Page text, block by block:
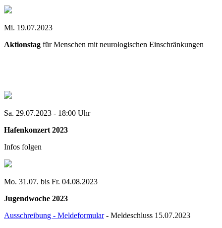
Mi. 19.07.2023
Aktionstag für Menschen mit neurologischen Einschränkungen
Sa. 29.07.2023 - 18:00 Uhr
Hafenkonzert 2023
Infos folgen
Mo. 31.07. bis Fr. 04.08.2023
Jugendwoche 2023
Ausschreibung - Meldeformular- Meldeschluss 15.07.2023